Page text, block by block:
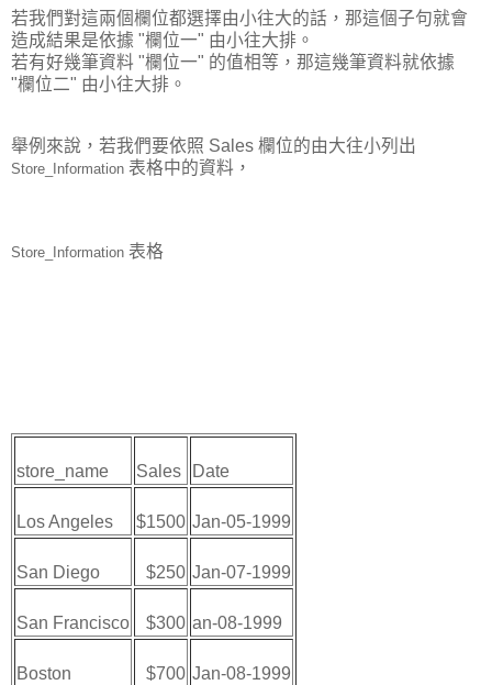
若我們對這兩個欄位都選擇由小往大的話，那這個子句就會
造成結果是依據 "欄位一" 由小往大排。
若有好幾筆資料 "欄位一" 的值相等，那這幾筆資料就依據
"欄位二" 由小往大排。
舉例來說，若我們要依照 Sales 欄位的由大往小列出
Store_Information 表格中的資料，
Store_Information 表格
store_name Sales Date
Los Angeles $1500 Jan-05-1999
San Diego $250 Jan-07-1999
San Francisco $300 an-08-1999
Boston $700 Jan-08-1999